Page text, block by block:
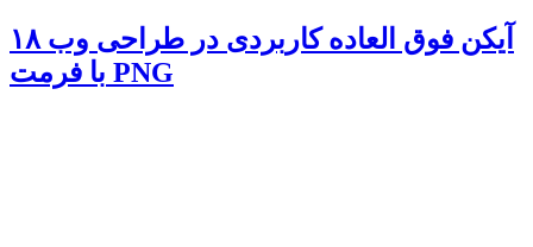
۱۸ آیکن فوق العاده کاربردی در طراحی وب
با فرمت PNG